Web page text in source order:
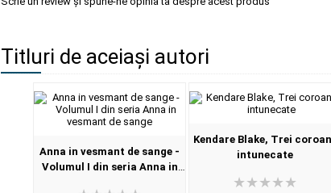
Titluri de aceiași autori
Anna in vesmant de sange -
Volumul I din seria Anna in
Kendare Blake, Trei
intunecate